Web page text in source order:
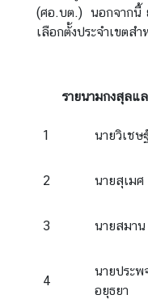
c
e
ร
ง
ก
ร
(ศอ.บต.) นอกจากนี้
เลือกตั้งประจำเขตส
รายนามกงสุลแ
1 นายวิเช
2 นายสุเม
3 นายสมา
4
นายประ
อยุธยา